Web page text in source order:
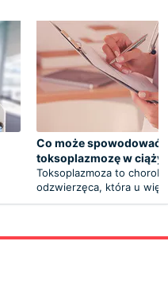
Co może spowodować
toksoplazmozę w
Toksoplazmoza to choroba
odzwierzęca, która u więk